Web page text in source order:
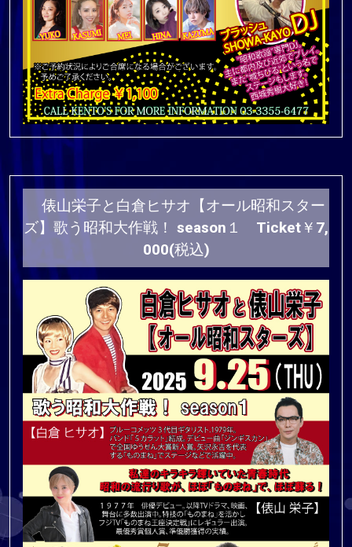
俵山栄子と白倉ヒサオ【オール昭和スター
ズ】歌う昭和大作戦！ season１ Ticket￥7,
000(税込)